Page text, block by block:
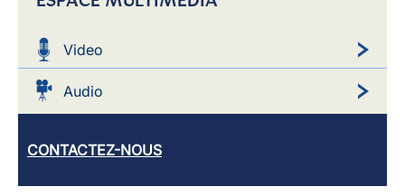
Video
Audio
CONTACTEZ-NOUS